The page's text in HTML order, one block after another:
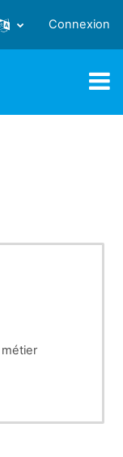
désactiver la saisie
Connexion
et